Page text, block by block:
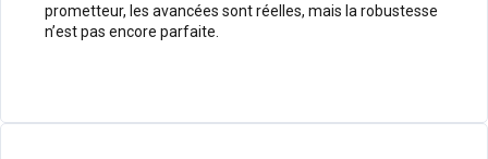
prometteur, les avancées sont réelles, mais la robustesse
n’est pas encore parfaite.